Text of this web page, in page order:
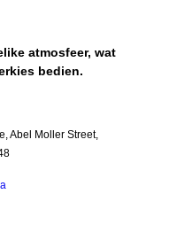
atmosfeer, wat
bedien.
Abel Moller Street,